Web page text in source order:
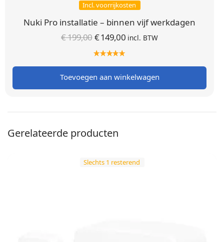
Incl. voorrijkosten
Nuki Pro installatie – binnen vijf werkdagen
€199,00Oorspronkelijke
prijs was:
€ 199,00.
€149,00 Huidige
€ 149,00.
incl. BTW
Toevoegen aan winkelwagen
Gerelateerde producten
Slechts 1 resterend